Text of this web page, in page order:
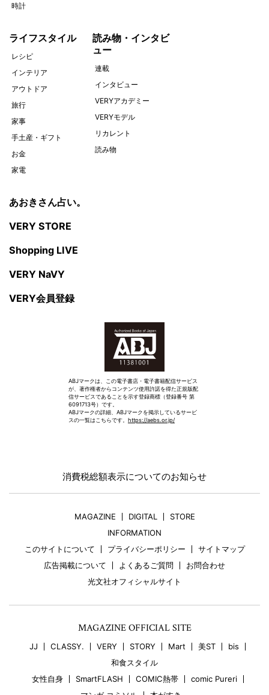
時計
ライフスタイル
レシピ
インテリア
アウトドア
旅行
家事
手土産・ギフト
お金
家電
読み物・インタビ
ュー
連載
インタビュー
VERYアカデミー
VERYモデル
リカレント
読み物
あおきさん占い。
VERY STORE
Shopping LIVE
VERY NaVY
VERY会員登録
ABJマークは、この電子書店・電子書籍配信サービス
が、著作権者からコンテンツ使用許諾を得た正規版配
信サービスであることを示す登録商標（登録番号 第
6091713号）です。
ABJマークの詳細、ABJマークを掲示しているサービ
スの一覧はこちらです。 https://aebs.or.jp/
消費税総額表示についてのお知らせ
MAGAZINE DIGITAL
STORE
INFORMATION
このサイトについて
プライバシーポリシー
サイトマップ
広告掲載について
よくあるご質問
お問合わせ
光文社オフィシャルサイト
MAGAZINE OFFICIAL SITE
JJ CLASSY. VERY STORY Mart 美ST
bis
和食スタイル
女性自身
SmartFLASH COMIC熱帯
comic Pureri